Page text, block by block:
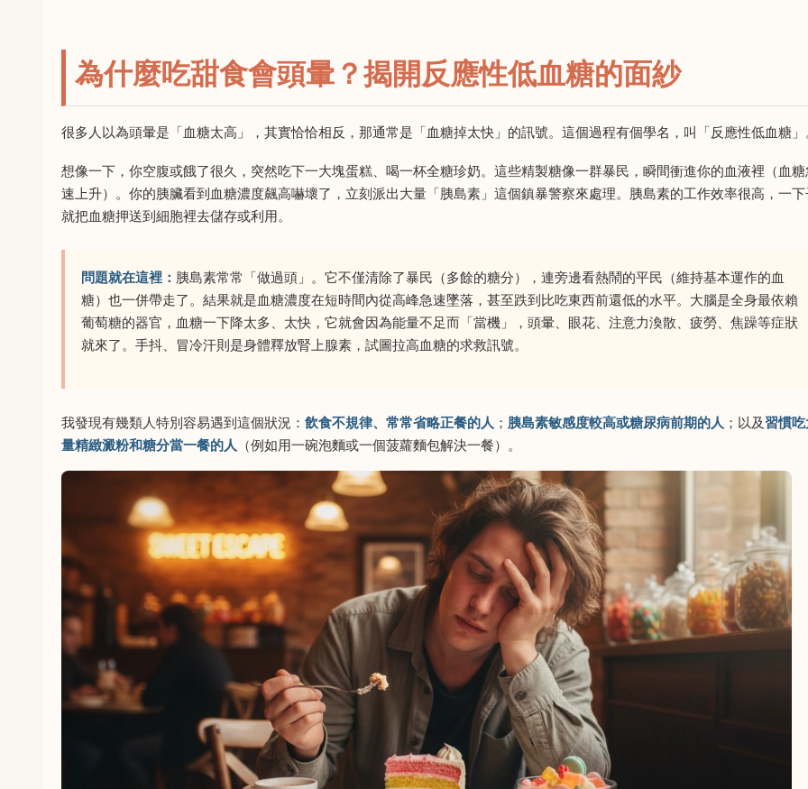
為什麼吃甜食會頭暈？揭開反應性低血糖的面紗
很多人以為頭暈是「血糖太高」，其實恰恰相反，那通常是「血糖掉太快」的訊號。這個過程有個學名，叫「反應性低血糖
想像一下，你空腹或餓了很久，突然吃下一大塊蛋糕、喝一杯全糖珍奶。這些精製糖像一群暴民，瞬間衝進你的血液裡（血
速上升）。你的胰臟看到血糖濃度飆高嚇壞了，立刻派出大量「胰島素」這個鎮暴警察來處理。胰島素的工作效率很高，一
就把血糖押送到細胞裡去儲存或利用。
問題就在這裡： 胰島素常常「做過頭」。它不僅清除了暴民（多餘的糖分），連旁邊看熱鬧的平民（維持基本運作的血
糖）也一併帶走了。結果就是血糖濃度在短時間內從高峰急速墜落，甚至跌到比吃東西前還低的水平。大腦是全身最依賴
葡萄糖的器官，血糖一下降太多、太快，它就會因為能量不足而「當機」，頭暈、眼花、注意力渙散、疲勞、焦躁等症狀
就來了。手抖、冒冷汗則是身體釋放腎上腺素，試圖拉高血糖的求救訊號。
我發現有幾類人特別容易遇到這個狀況： 飲食不規律、常常省略正餐的人 ； 胰島素敏感度較高或糖尿病前期的人 ；以及習慣
量精緻澱粉和糖分當一餐的人 （例如用一碗泡麵或一個菠蘿麵包解決一餐）。